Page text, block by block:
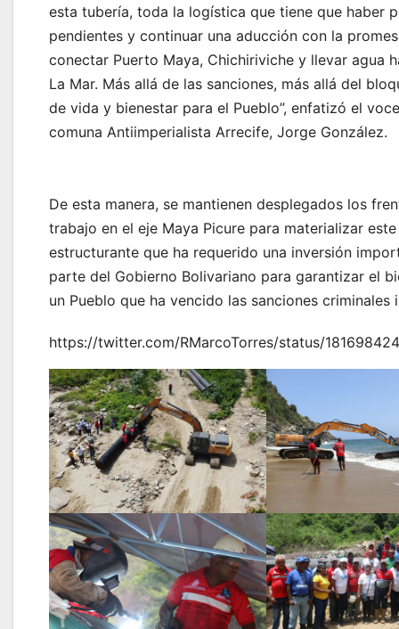
esta tubería, toda la logística que tiene que haber
pendientes y continuar una aducción con la
conectar Puerto Maya, Chichiriviche y llevar agua
La Mar. Más allá de las sanciones, más allá del
de vida y bienestar para el Pueblo”, enfatizó el
comuna Antiimperialista Arrecife, Jorge
De esta manera, se mantienen desplegados los
trabajo en el eje Maya Picure para materializar
estructurante que ha requerido una inversión
parte del Gobierno Bolivariano para garantizar el
un Pueblo que ha vencido las sanciones criminales
https://twitter.com/RMarcoTorres/status/